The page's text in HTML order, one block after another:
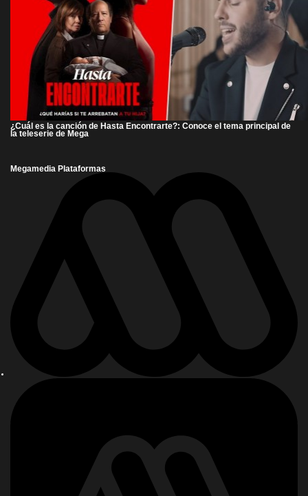
¿Cuál es la canción de Hasta Encontrarte?: Conoce el tema principal de
la teleserie de Mega
Megamedia Plataformas